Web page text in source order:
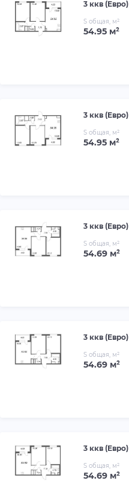
3 ккв (Евро)
S общая, м²
54.95 м²
3 ккв (Евро)
S общая, м²
54.95 м²
3 ккв (Евро)
S общая, м²
54.69 м²
3 ккв (Евро)
S общая, м²
54.69 м²
3 ккв (Евро)
S общая, м²
54.69 м²